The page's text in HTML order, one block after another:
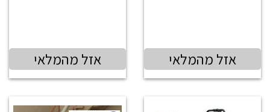
אזל מהמלאי אזל מהמלאי